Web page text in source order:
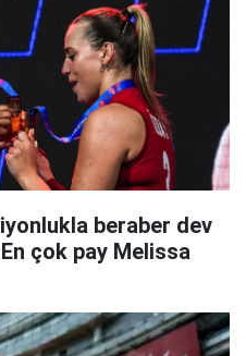
beraber dev
çok pay Melissa